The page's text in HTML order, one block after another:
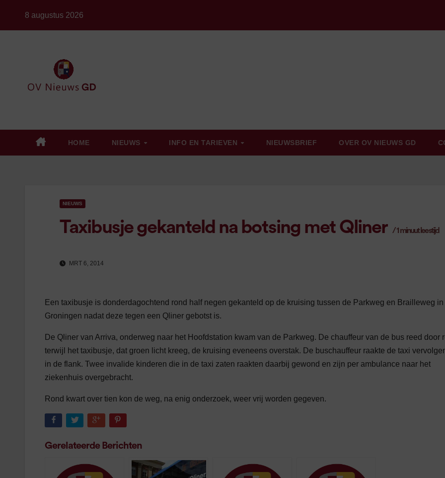
8 augustus 2026
HOME NIEUWS INFO EN TARIEVEN NIEUWSBRIEF OVER OV NIEUWS GD
NIEUWS
Taxibusje gekanteld na botsing met Qliner /1 minuut leestijd
MRT 6, 2014
Een taxibusje is donderdagochtend rond half negen gekanteld op de kruising tussen de Parkweg en Brailleweg in
Groningen nadat deze tegen een Qliner gebotst is.
De Qliner van Arriva, onderweg naar het Hoofdstation kwam van de Parkweg. De chauffeur van de bus reed door
terwijl het taxibusje, dat groen licht kreeg, de kruising eveneens overstak. De buschauffeur raakte de taxi
in de flank. Twee invalide kinderen die in de taxi zaten raakten daarbij gewond en zijn per ambulance naar het
ziekenhuis overgebracht.
Rond kwart over tien kon de weg, na enig onderzoek, weer vrij worden gegeven.
Gerelateerde Berichten